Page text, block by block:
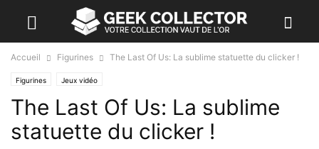
Accueil Figurines The Last Of Us: La sublime statuette du clicker !
Figurines Jeux vidéo
The Last Of Us: La sublime
statuette du clicker !